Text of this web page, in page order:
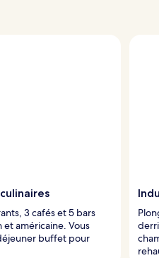
3 cafés et 5 bars
américaine. Vous
buffet pour